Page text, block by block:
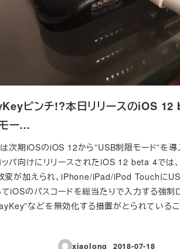
ピンチ!?本日リリースのiOS 12
ー…
次期iOSのiOS 12から”USB制限モード”を導
パ向けにリリースされたiOS 12 beta 4では
変が加えられ、iPhone/iPad/iPod Touchに
iOSのパスコードを総当たりで入力する強制
などを無効化する措置がとられている
xiaolong 2018-07-18